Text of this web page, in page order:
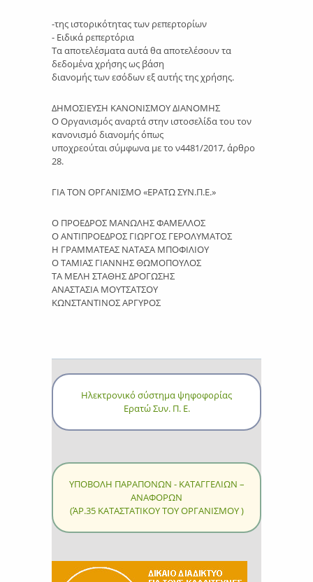
-της ιστορικότητας των ρεπερτορίων
- Ειδικά ρεπερτόρια
Τα αποτελέσματα αυτά θα αποτελέσουν τα
δεδομένα χρήσης ως βάση
διανομής των εσόδων εξ αυτής της χρήσης.
ΔΗΜΟΣΙΕΥΣΗ ΚΑΝΟΝΙΣΜΟΥ ΔΙΑΝΟΜΗΣ
Ο Οργανισμός αναρτά στην ιστοσελίδα του τον
κανονισμό διανομής όπως
υποχρεούται σύμφωνα με το ν4481/2017, άρθρο
28.
ΓΙΑ ΤΟΝ ΟΡΓΑΝΙΣΜΟ «ΕΡΑΤΩ ΣΥΝ.Π.Ε.»
Ο ΠΡΟΕΔΡΟΣ ΜΑΝΩΛΗΣ ΦΑΜΕΛΛΟΣ
Ο ΑΝΤΙΠΡΟΕΔΡΟΣ ΓΙΩΡΓΟΣ ΓΕΡΟΛΥΜΑΤΟΣ
Η ΓΡΑΜΜΑΤΕΑΣ ΝΑΤΑΣΑ ΜΠΟΦΙΛΙΟΥ
Ο ΤΑΜΙΑΣ ΓΙΑΝΝΗΣ ΘΩΜΟΠΟΥΛΟΣ
ΤΑ ΜΕΛΗ ΣΤΑΘΗΣ ΔΡΟΓΩΣΗΣ
ΑΝΑΣΤΑΣΙΑ ΜΟΥΤΣΑΤΣΟΥ
ΚΩΝΣΤΑΝΤΙΝΟΣ ΑΡΓΥΡΟΣ
Ηλεκτρονικό σύστημα ψηφοφορίας
Ερατώ Συν. Π. Ε.
ΥΠΟΒΟΛΗ ΠΑΡΑΠΟΝΩΝ - ΚΑΤΑΓΓΕΛΙΩΝ –
ΑΝΑΦΟΡΩΝ
(ΆΡ.35 ΚΑΤΑΣΤΑΤΙΚΟΥ ΤΟΥ ΟΡΓΑΝΙΣΜΟΥ )